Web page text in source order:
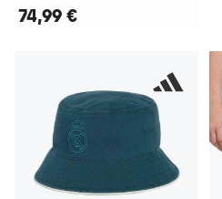
74,99 €